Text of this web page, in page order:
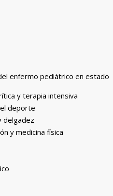
enfermo pediátrico en estado
y terapia intensiva
deporte
delgadez
y medicina física